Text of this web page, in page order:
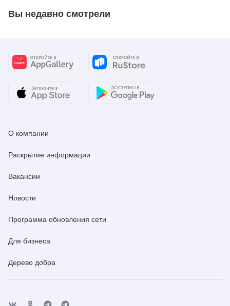
Вы недавно смотрели
О компании
Раскрытие информации
Вакансии
Новости
Программа обновления сети
Для бизнеса
Дерево добра